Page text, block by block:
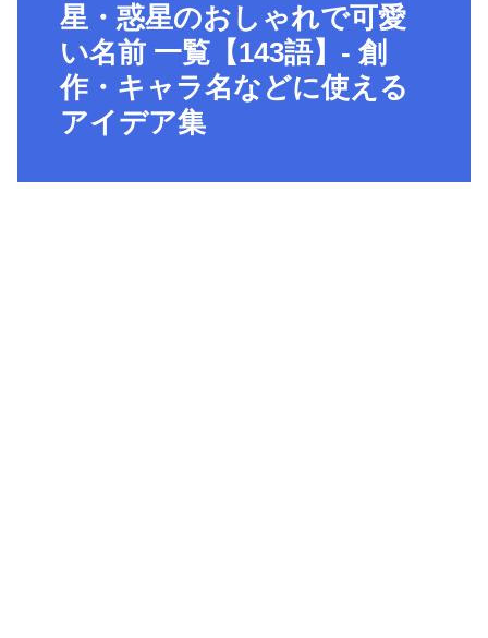
星・惑星のおしゃれで可愛
い名前 一覧【143語】- 創
作・キャラ名などに使える
アイデア集